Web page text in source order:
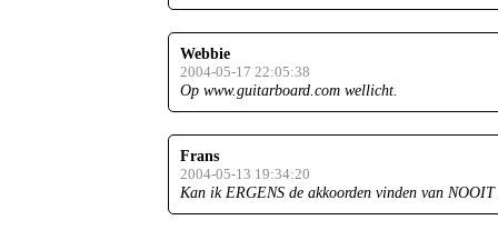
Webbie
2004-05-17 22:05:38
Op www.guitarboard.com wellicht.
Frans
2004-05-13 19:34:20
Kan ik ERGENS de akkoorden vinden van